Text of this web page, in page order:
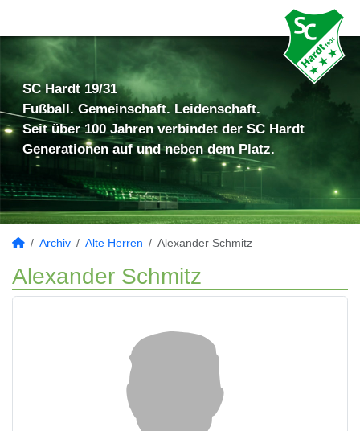
SC Hardt 19/31
Fußball. Gemeinschaft. Leidenschaft.
Seit über 100 Jahren verbindet der SC Hardt
Generationen auf und neben dem Platz.
Archiv Alte Herren Alexander Schmitz
Alexander Schmitz